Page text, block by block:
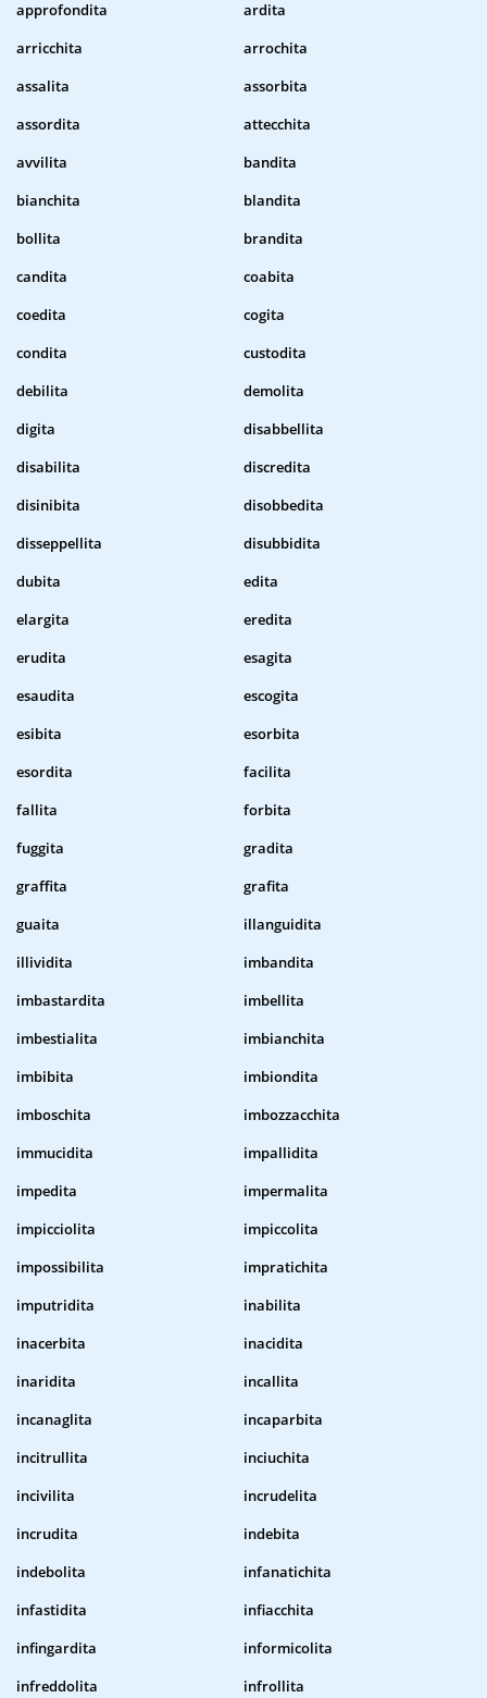
approfondita
ardita
arricchita
arrochita
assalita
assorbita
assordita
attecchita
avvilita
bandita
bianchita
blandita
bollita
brandita
candita
coabita
coedita
cogita
condita
custodita
debilita
demolita
digita
disabbellita
disabilita
discredita
disinibita
disobbedita
disseppellita
disubbidita
dubita
edita
elargita
eredita
erudita
esagita
esaudita
escogita
esibita
esorbita
esordita
facilita
fallita
forbita
fuggita
gradita
graffita
grafita
guaita
illanguidita
illividita
imbandita
imbastardita
imbellita
imbestialita
imbianchita
imbibita
imbiondita
imboschita
imbozzacchita
immucidita
impallidita
impedita
impermalita
impicciolita
impiccolita
impossibilita
impratichita
imputridita
inabilita
inacerbita
inacidita
inaridita
incallita
incanaglita
incaparbita
incitrullita
inciuchita
incivilita
incrudelita
incrudita
indebita
indebolita
infanatichita
infastidita
infiacchita
infingardita
informicolita
infreddolita
infrollita